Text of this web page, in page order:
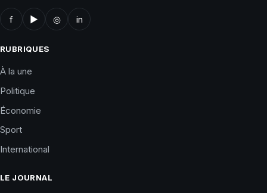
f ▶ ◎ in
RUBRIQUES
À la une
Politique
Économie
Sport
International
LE JOURNAL